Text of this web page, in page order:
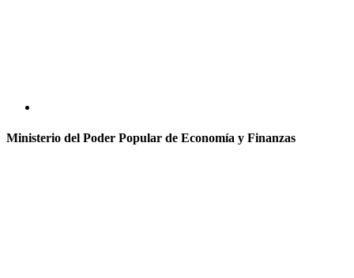
Ministerio del Poder Popular de Economía y Finanzas